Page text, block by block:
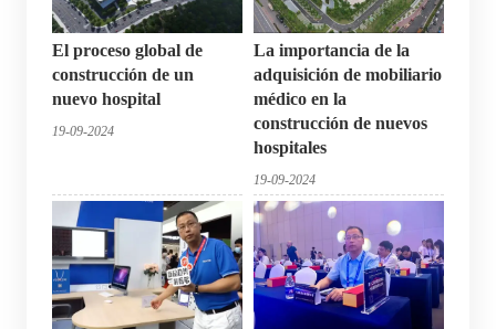
El proceso global de
construcción de un
nuevo hospital
19-09-2024
La importancia de la
adquisición de mobiliario
médico en la
construcción de nuevos
hospitales
19-09-2024